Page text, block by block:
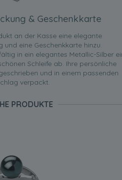
& Geschenkkarte
an der Kasse eine elegante
und eine Geschenkkarte hinzu.
in ein elegantes Metallic-Silber
Schleife ab. Ihre persönliche
und in einem passenden
verpackt.
PRODUKTE